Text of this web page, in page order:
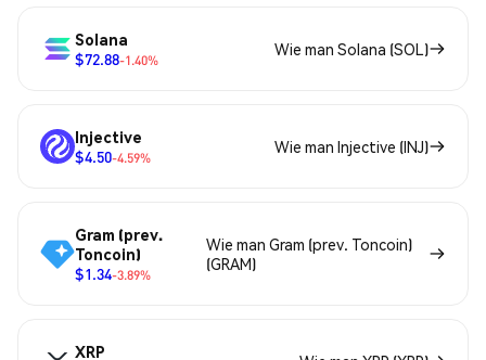
Solana
$72.88-1.40%
Wie man Solana (SOL)
Injective
$4.50-4.59%
Wie man Injective (INJ)
Gram (prev.
Toncoin)
$1.34-3.89%
Wie man Gram (prev. Toncoin)
(GRAM)
XRP